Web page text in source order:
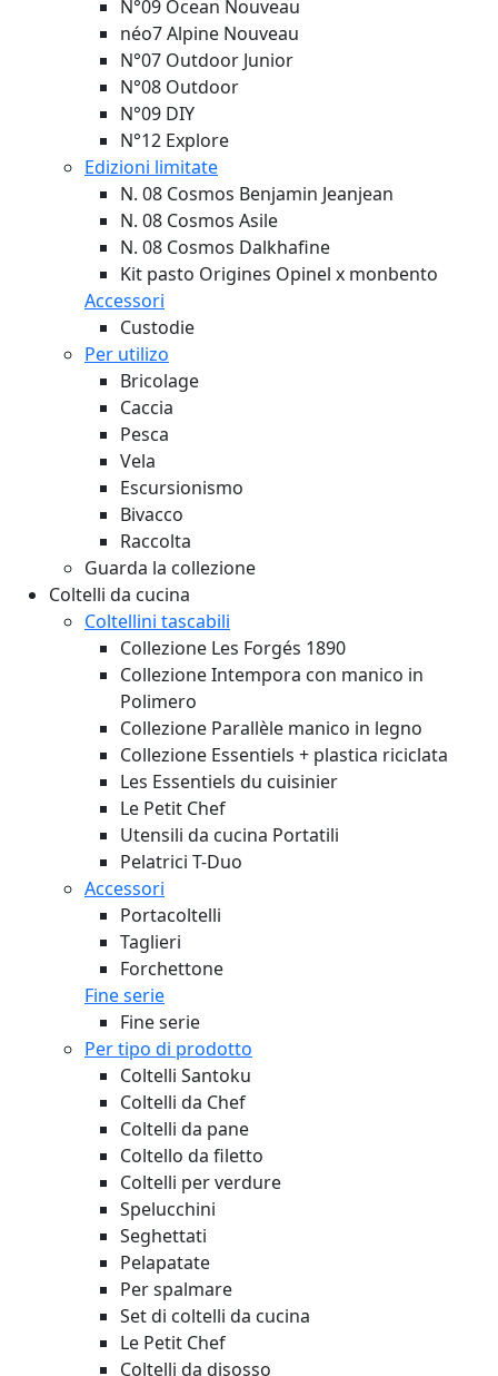
N°09 Ocean Nouveau
néo7 Alpine Nouveau
N°07 Outdoor Junior
N°08 Outdoor
N°09 DIY
N°12 Explore
Edizioni limitate
N. 08 Cosmos Benjamin Jeanjean
N. 08 Cosmos Asile
N. 08 Cosmos Dalkhafine
Kit pasto Origines Opinel x monbento
Accessori
Custodie
Per utilizo
Bricolage
Caccia
Pesca
Vela
Escursionismo
Bivacco
Raccolta
Guarda la collezione
Coltelli da cucina
Coltellini tascabili
Collezione Les Forgés 1890
Collezione Intempora con manico in
Polimero
Collezione Parallèle manico in legno
Collezione Essentiels + plastica riciclata
Les Essentiels du cuisinier
Le Petit Chef
Utensili da cucina Portatili
Pelatrici T-Duo
Accessori
Portacoltelli
Taglieri
Forchettone
Fine serie
Fine serie
Per tipo di prodotto
Coltelli Santoku
Coltelli da Chef
Coltelli da pane
Coltello da filetto
Coltelli per verdure
Spelucchini
Seghettati
Pelapatate
Per spalmare
Set di coltelli da cucina
Le Petit Chef
Coltelli da disosso